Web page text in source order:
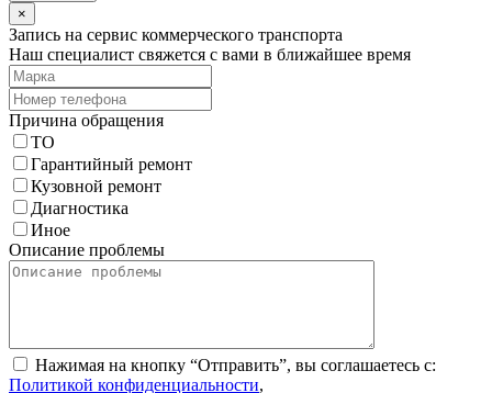
×
Запись на сервис коммерческого транспорта
Наш специалист свяжется с вами в ближайшее время
Причина обращения
ТО
Гарантийный ремонт
Кузовной ремонт
Диагностика
Иное
Описание проблемы
Нажимая на кнопку “Отправить”, вы соглашаетесь с:
Политикой конфиденциальности,